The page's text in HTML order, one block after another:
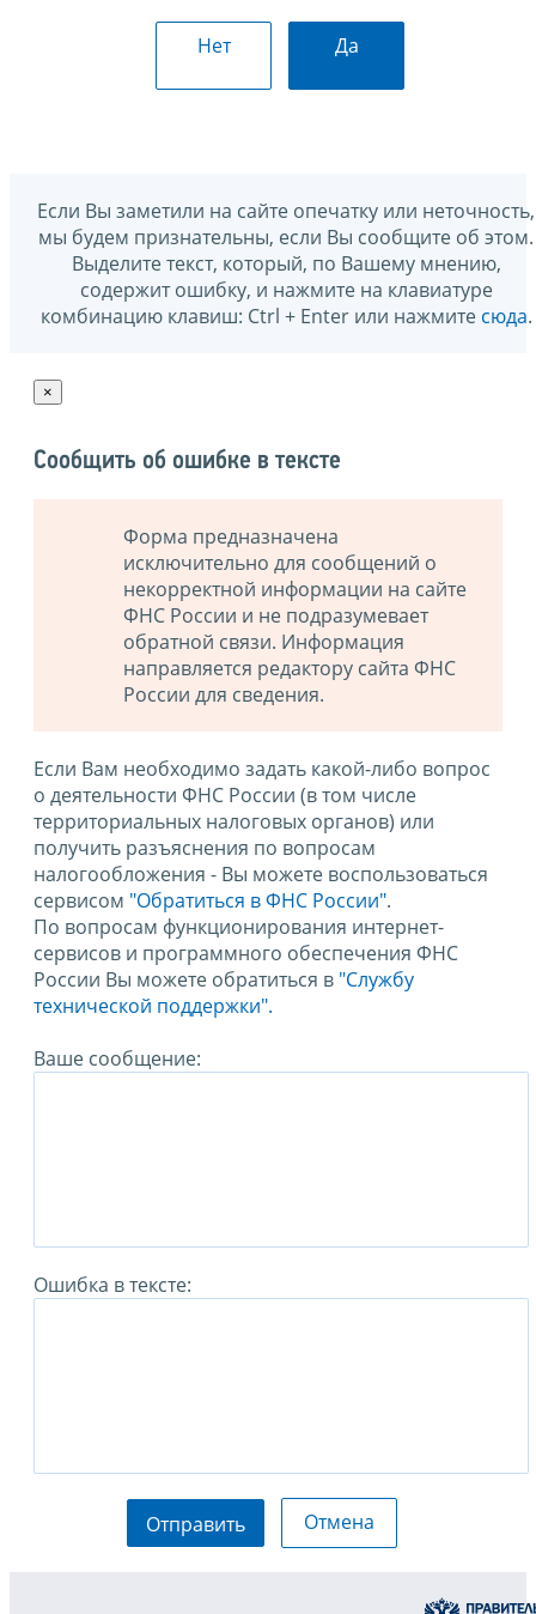
Нет Да
Если Вы заметили на сайте опечатку или неточность,
мы будем признательны, если Вы сообщите об этом.
Выделите текст, который, по Вашему мнению,
содержит ошибку, и нажмите на клавиатуре
комбинацию клавиш: Ctrl + Enter или нажмите сюда.
×
Сообщить об ошибке в тексте
Форма предназначена
исключительно для сообщений о
некорректной информации на сайте
ФНС России и не подразумевает
обратной связи. Информация
направляется редактору сайта ФНС
России для сведения.
Если Вам необходимо задать какой-либо вопрос
о деятельности ФНС России (в том числе
территориальных налоговых органов) или
получить разъяснения по вопросам
налогообложения - Вы можете воспользоваться
сервисом "Обратиться в ФНС России".
По вопросам функционирования интернет-
сервисов и программного обеспечения ФНС
России Вы можете обратиться в "Службу
технической поддержки".
Ваше сообщение:
Ошибка в тексте:
Отправить Отмена